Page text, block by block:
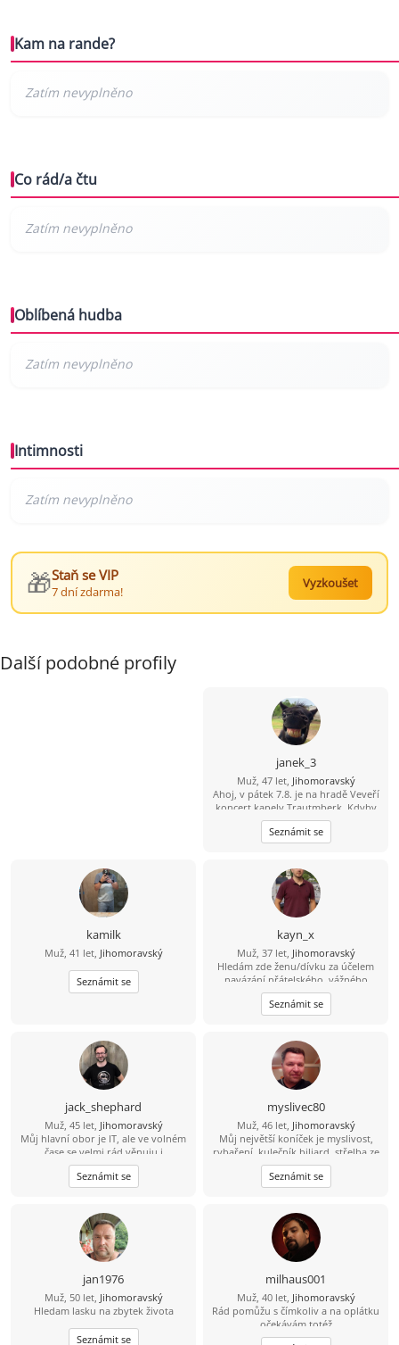
Kam na rande?
Co rád/a čtu
Oblíbená hudba
Intimnosti
🎁Staň se VIP
7 dní zdarma!
Vyzkoušet
Další podobné profily
janek_3
Muž, 47 let, Jihomoravský
Ahoj, v pátek 7.8. je na hradě Veveří
koncert kapely Trautmberk. Kdyby
se Ti chtělo, tak mám na Wats Appu
čerstvou fotku :-) 773 908 225 Jan
Seznámit se
kamilk
Muž, 41 let, Jihomoravský
Seznámit se
kayn_x
Muž, 37 let, Jihomoravský
Hledám zde ženu/dívku za účelem
navázání přátelského, vážného
vztahu či nezávazného vztahu (vše
dle domluvy). Více informací přes
vzkazy.
Seznámit se
jack_shephard
Muž, 45 let, Jihomoravský
Můj hlavní obor je IT, ale ve volném
čase se velmi rád věnuju i
humanitnějším věcem. Čas od času si
rád zasportuju či zahraju na kytaru.
Hledám někoho sympatického s
čem povídat. :)
Seznámit se
myslivec80
Muž, 46 let, Jihomoravský
Můj největší koníček je myslivost,
rybaření, kulečník biliard, střelba ze
zbraní brokovnice, šipky, šachy
petanque, kostky, mám rád psy,
zvířata, rád se bavím, tancuji, trochu
výlety. Mám rád dobré jídlo hlavně
maso, piju víno pivo i nějakého
panáčka. Vykládám vtipy, umím si
udělat srandu i ze sebe. Jsem
normální chlap mám rád upřímnost,
co na srdci to na jazyku, držím slovo,
myslím že jsem férový a rovný chlap.
Seznámit se
jan1976
Muž, 50 let, Jihomoravský
Hledam lasku na zbytek života
Seznámit se
milhaus001
Muž, 40 let, Jihomoravský
Rád pomůžu s čímkoliv a na oplátku
očekávám totéž